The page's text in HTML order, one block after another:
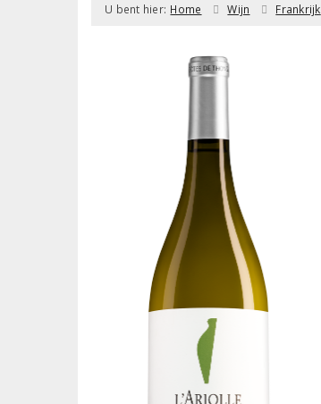
U bent hier: Home Wijn Frankrijk